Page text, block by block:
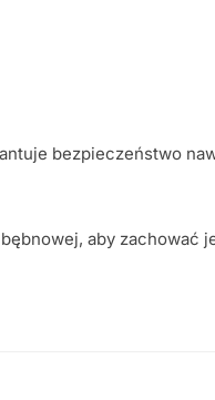
bezpieczeństwo
aby zachować